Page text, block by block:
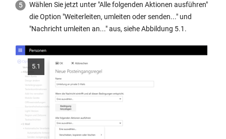
Wählen Sie jetzt unter "Alle folgenden Aktionen ausführen"
die Option "Weiterleiten, umleiten oder senden..." und
"Nachricht umleiten an..." aus, siehe Abbildung 5.1.
5.1